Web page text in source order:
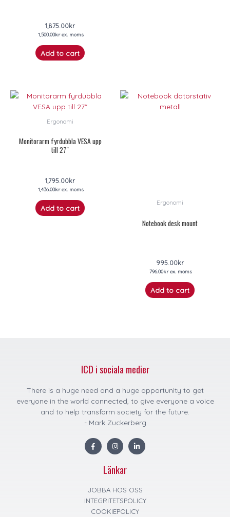
1,875.00kr
1,500.00krex. moms
Add to cart
Ergonomi
Monitorarm fyrdubbla VESA upp
till 27″
1,795.00kr
1,436.00krex. moms
Add to cart
Ergonomi
Notebook desk mount
995.00kr
796.00krex. moms
Add to cart
ICD i sociala medier
There is a huge need and a huge opportunity to get
everyone in the world connected, to give everyone a voice
and to help transform society for the future.
- Mark Zuckerberg
F
a
c
k
I
n
s
a
g
a
m
L
i
n
n
Länkar
JOBBA HOS OSS
INTEGRITETSPOLICY
COOKIEPOLICY